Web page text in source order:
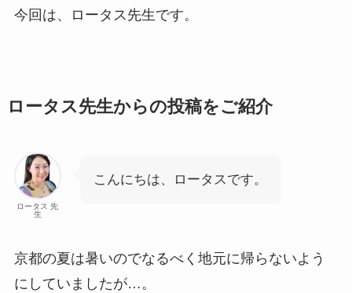
今回は、ロータス先生です。
ロータス先生からの投稿をご紹介
ロータス 先
生
こんにちは、ロータスです。
京都の夏は暑いのでなるべく地元に帰らないよう
にしていましたが…。